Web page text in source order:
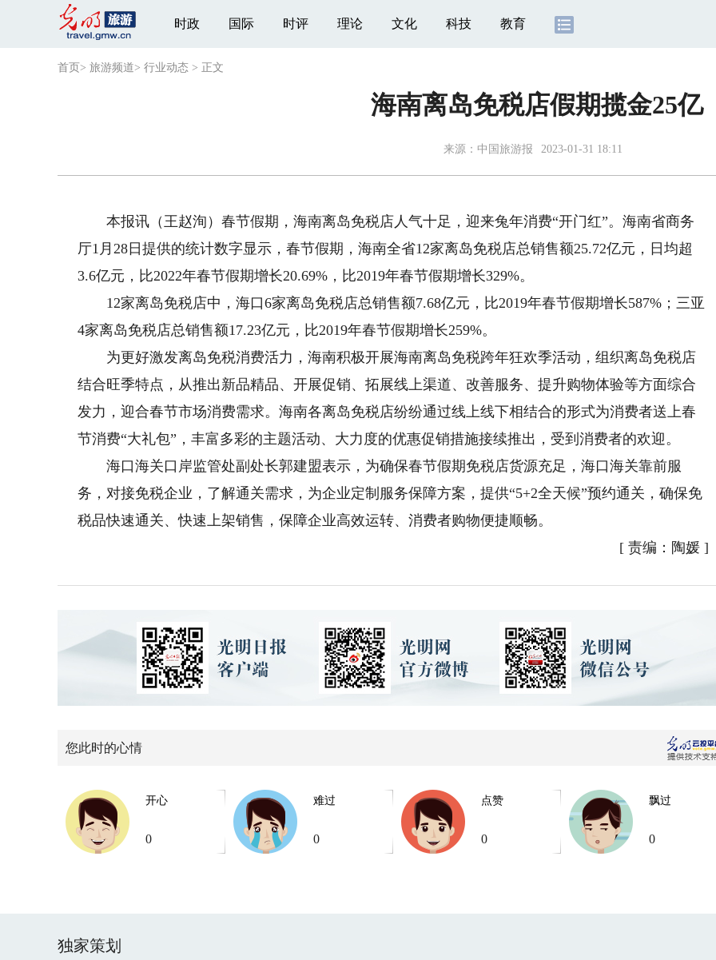
时政 国际 时评 理论 文化 科技 教育
首页 > 旅游频道> 行业动态 > 正文
海南离岛免税店假期揽金25亿
来源： 中国旅游报 2023-01-31 18:11
本报讯（王赵洵）春节假期，海南离岛免税店人气十足，迎来兔年消费“开门红”。海南省商务
厅1月28日提供的统计数字显示，春节假期，海南全省12家离岛免税店总销售额25.72亿元，日均超
3.6亿元，比2022年春节假期增长20.69%，比2019年春节假期增长329%。
12家离岛免税店中，海口6家离岛免税店总销售额7.68亿元，比2019年春节假期增长587%；三亚
4家离岛免税店总销售额17.23亿元，比2019年春节假期增长259%。
为更好激发离岛免税消费活力，海南积极开展海南离岛免税跨年狂欢季活动，组织离岛免税店
结合旺季特点，从推出新品精品、开展促销、拓展线上渠道、改善服务、提升购物体验等方面综合
发力，迎合春节市场消费需求。海南各离岛免税店纷纷通过线上线下相结合的形式为消费者送上春
节消费“大礼包”，丰富多彩的主题活动、大力度的优惠促销措施接续推出，受到消费者的欢迎。
海口海关口岸监管处副处长郭建盟表示，为确保春节假期免税店货源充足，海口海关靠前服
务，对接免税企业，了解通关需求，为企业定制服务保障方案，提供“5+2全天候”预约通关，确保免
税品快速通关、快速上架销售，保障企业高效运转、消费者购物便捷顺畅。
[ 责编：陶媛]
您此时的心情
开心
0
难过
0
点赞
0
飘过
0
独家策划